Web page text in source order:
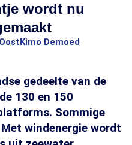
wordt nu
Kimo Demoed
gedeelte van de
130 en 150
Sommige
windenergie wordt